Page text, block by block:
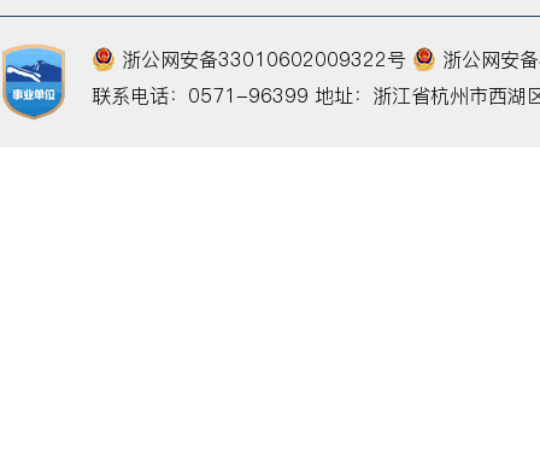
浙公网安备33010602009322号
浙公网安
联系电话：0571-96399 地址：浙江省杭州市西湖